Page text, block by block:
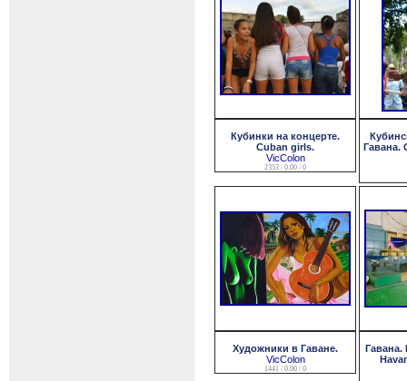
Кубинки на концерте.
Cuban girls.
VicColon
2353 / 0.00 / 0
Гавана.
Художники в Гаване.
VicColon
1441 / 0.00 / 0
Гавана.